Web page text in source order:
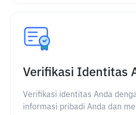
Verifikasi Identitas
Verifikasi identitas Anda
informasi pribadi Anda dan